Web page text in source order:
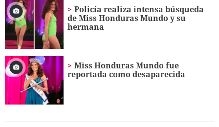
1
minute,
14
seconds
Policía realiza intensa búsqueda
de Miss Honduras Mundo y su
hermana
Miss Honduras Mundo fue
reportada como desaparecida